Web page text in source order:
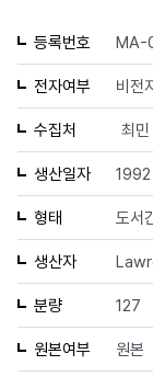
등록번호 MA-
전자여부 비전
수집처 최민
생산일자 1992
형태 도서
생산자
분량 127
원본여부 원본